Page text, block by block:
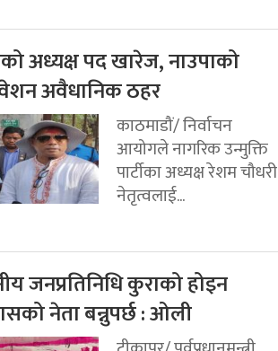
अध्यक्ष पद खारेज, नाउपाको
अवैधानिक ठहर
काठमाडौं/ निर्वाचन
आयोगले नागरिक उन्मुक्ति
पार्टीका अध्यक्ष रेशम चौधरी
नेतृत्वलाई...
जनप्रतिनिधि कुराको होइन
नेता बन्नुपर्छ : ओली